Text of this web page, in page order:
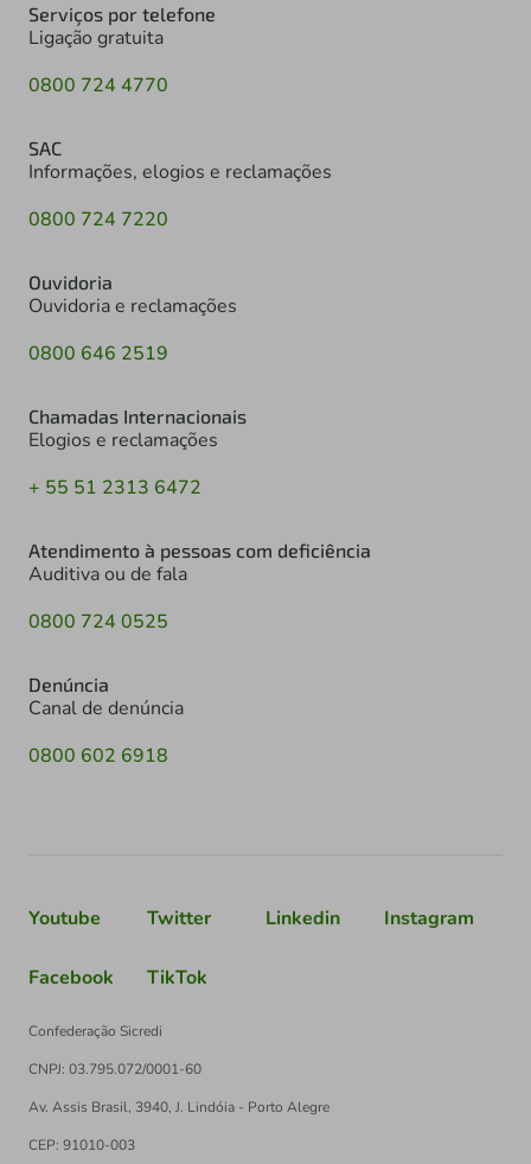
Serviços por telefone
Ligação gratuita
0800 724 4770
SAC
Informações, elogios e reclamações
0800 724 7220
Ouvidoria
Ouvidoria e reclamações
0800 646 2519
Chamadas Internacionais
Elogios e reclamações
+ 55 51 2313 6472
Atendimento à pessoas com deficiência
Auditiva ou de fala
0800 724 0525
Denúncia
Canal de denúncia
0800 602 6918
Youtube Twitter Linkedin Instagram
Facebook TikTok
Confederação Sicredi
CNPJ: 03.795.072/0001-60
Av. Assis Brasil, 3940, J. Lindóia - Porto Alegre
CEP: 91010-003